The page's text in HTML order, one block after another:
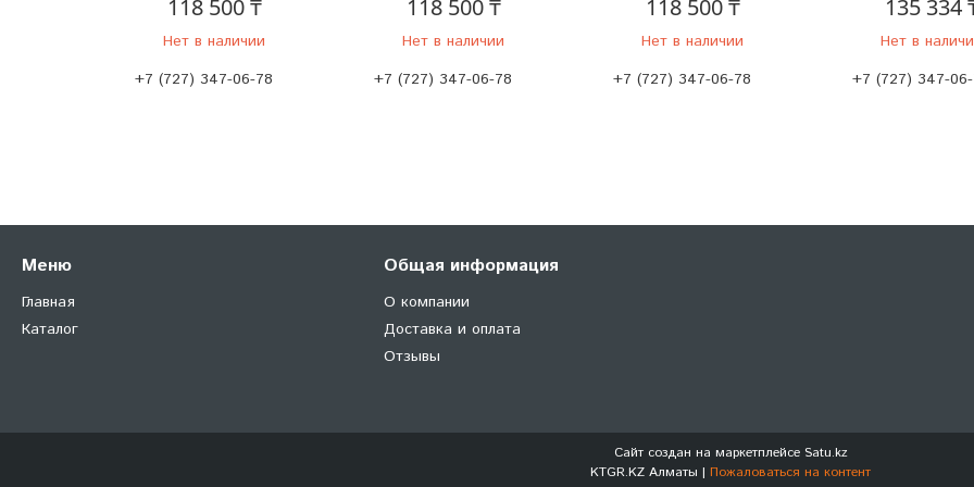
118 500 ₸
Нет в наличии
+7 (727) 347-06-78
118 500 ₸
Нет в наличии
+7 (727) 347-06-78
118 500 ₸
Нет в наличии
+7 (727) 347-06-78
135 334
Нет в
+7 (727) 347-
Меню
Главная
Каталог
Общая информация
О компании
Доставка и оплата
Отзывы
Сайт создан на маркетплейсе Satu.kz
KTGR.KZ Алматы | Пожаловаться на контент